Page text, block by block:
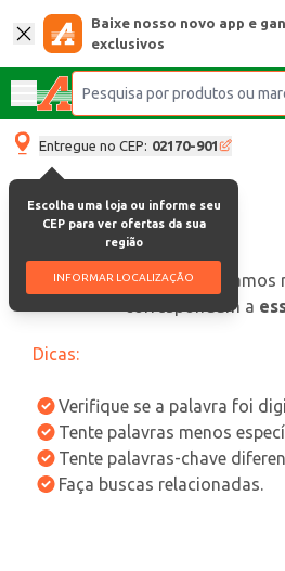
Baixe nosso novo app e
exclusivos
Entregue no CEP: 02170-901
Escolha uma loja ou informe seu
CEP para ver ofertas da sua
região
INFORMAR LOCALIZAÇÃO
oops, não encontramos
correspondam a
Dicas:
Verifique se a palavra foi
Tente palavras menos
Tente palavras-chave
Faça buscas relacionadas.